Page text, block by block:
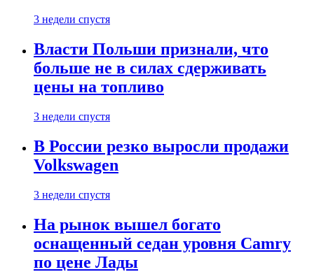
3 недели спустя
Власти Польши признали, что
больше не в силах сдерживать
цены на топливо
3 недели спустя
В России резко выросли продажи
Volkswagen
3 недели спустя
На рынок вышел богато
оснащенный седан уровня Camry
по цене Лады